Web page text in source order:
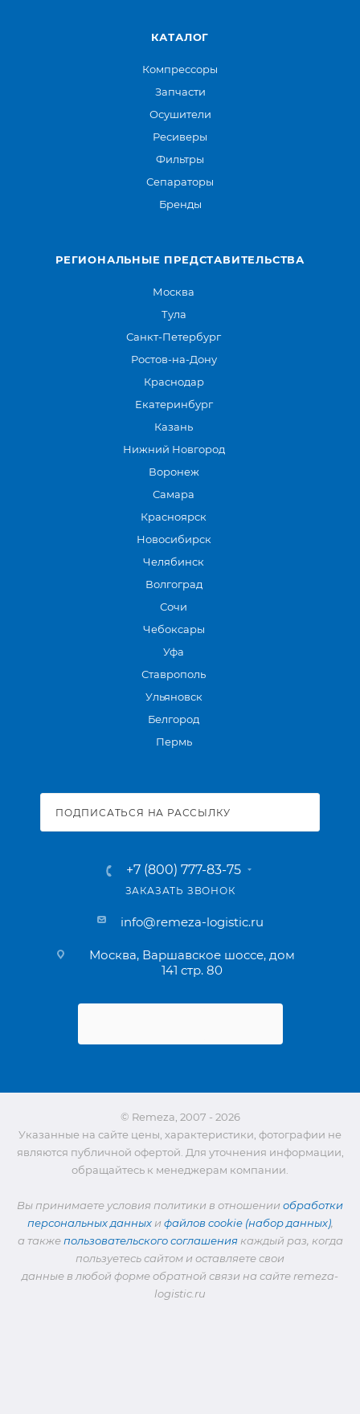
КАТАЛОГ
Компрессоры
Запчасти
Осушители
Ресиверы
Фильтры
Сепараторы
Бренды
РЕГИОНАЛЬНЫЕ ПРЕДСТАВИТЕЛЬСТВА
Москва
Тула
Санкт-Петербург
Ростов-на-Дону
Краснодар
Екатеринбург
Казань
Нижний Новгород
Воронеж
Самара
Красноярск
Новосибирск
Челябинск
Волгоград
Сочи
Чебоксары
Уфа
Ставрополь
Ульяновск
Белгород
Пермь
ПОДПИСАТЬСЯ НА РАССЫЛКУ
+7 (800) 777-83-75
ЗАКАЗАТЬ ЗВОНОК
info@remeza-logistic.ru
Москва, Варшавское шоссе, дом
141 стр. 80
© Remeza, 2007 - 2026
Указанные на сайте цены, характеристики, фотографии не
являются публичной офертой. Для уточнения информации,
обращайтесь к менеджерам компании.
Вы принимаете условия политики в отношении обработки
персональных данныхи файлов cookie (набор данных),
а такжепользовательского соглашениякаждый раз, когда
пользуетесь сайтом и оставляете свои
данные в любой форме обратной связи на сайте remeza-
logistic.ru